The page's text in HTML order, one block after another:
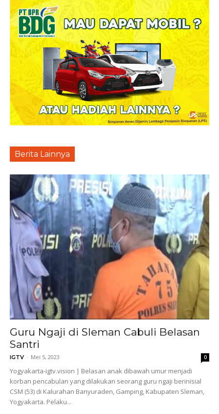
Berita Lainnya
Guru Ngaji di Sleman Cabuli Belasan
Santri
IGTV - Mei 5, 2023 0
Yogyakarta-igtv.vision | Belasan anak dibawah umur menjadi
korban pencabulan yang dilakukan seorang guru ngaji berinisial
CSM (53) di Kalurahan Banyuraden, Gamping, Kabupaten Sleman,
Yogyakarta. Pelaku...